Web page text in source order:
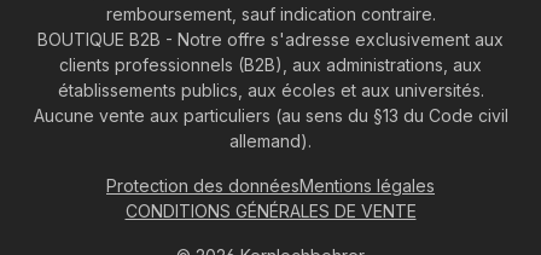
remboursement, sauf indication contraire.
BOUTIQUE B2B - Notre offre s'adresse exclusivement aux
clients professionnels (B2B), aux administrations, aux
établissements publics, aux écoles et aux universités.
Aucune vente aux particuliers (au sens du §13 du Code civil
allemand).
Protection des donnéesMentions légales
CONDITIONS GÉNÉRALES DE VENTE